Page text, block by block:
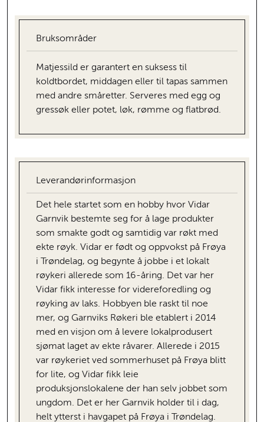
Bruksområder
Matjessild er garantert en suksess til
koldtbordet, middagen eller til tapas sammen
med andre småretter. Serveres med egg og
gressøk eller potet, løk, rømme og flatbrød.
Leverandørinformasjon
Det hele startet som en hobby hvor Vidar
Garnvik bestemte seg for å lage produkter
som smakte godt og samtidig var røkt med
ekte røyk. Vidar er født og oppvokst på Frøya
i Trøndelag, og begynte å jobbe i et lokalt
røykeri allerede som 16-åring. Det var her
Vidar fikk interesse for videreforedling og
røyking av laks. Hobbyen ble raskt til noe
mer, og Garnviks Røkeri ble etablert i 2014
med en visjon om å levere lokalprodusert
sjømat laget av ekte råvarer. Allerede i 2015
var røykeriet ved sommerhuset på Frøya blitt
for lite, og Vidar fikk leie
produksjonslokalene der han selv jobbet som
ungdom. Det er her Garnvik holder til i dag,
helt ytterst i havgapet på Frøya i Trøndelag.